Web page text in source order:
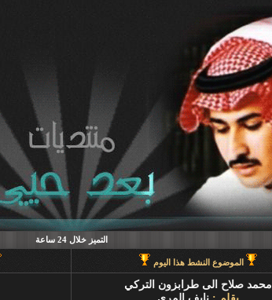
التميز خلال 24 ساعة
الموضوع النشط هذا اليوم
محمد صلاح الى طرابزون التركي